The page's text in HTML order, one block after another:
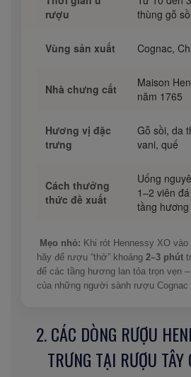
rượu
thùng gỗ
Vùng sản xuất Cognac,
Nhà chưng cất
Maison
năm 1765
Hương vị đặc
trưng
Gỗ sồi, da
vani, quế
Cách thưởng
thức đề xuất
Uống
1–2 viên
tầng hương
Mẹo nhỏ: Khi rót Hennessy XO vào
hãy để rượu “thở” khoảng 2–3 phút
để các tầng hương lan tỏa trọn vẹn
của những người sành rượu Cognac
2. CÁC DÒNG RƯỢU
TRƯNG TẠI RƯỢU